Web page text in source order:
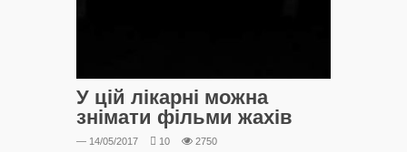
У цій лікарні можна
знімати фільми жахів
— 14/05/2017 10 2750